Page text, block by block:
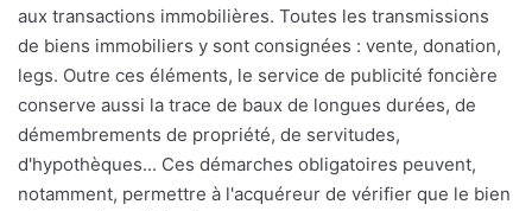
aux transactions immobilières. Toutes les transmissions
de biens immobiliers y sont consignées : vente, donation,
legs. Outre ces éléments, le service de publicité foncière
conserve aussi la trace de baux de longues durées, de
démembrements de propriété, de servitudes,
d'hypothèques... Ces démarches obligatoires peuvent,
notamment, permettre à l'acquéreur de vérifier que le bien